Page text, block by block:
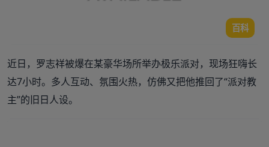
百科
近日，罗志祥被爆在某豪华场所举办极乐派对，现场狂嗨长
达7小时。多人互动、氛围火热，仿佛又把他推回了“派对教
主”的旧日人设。